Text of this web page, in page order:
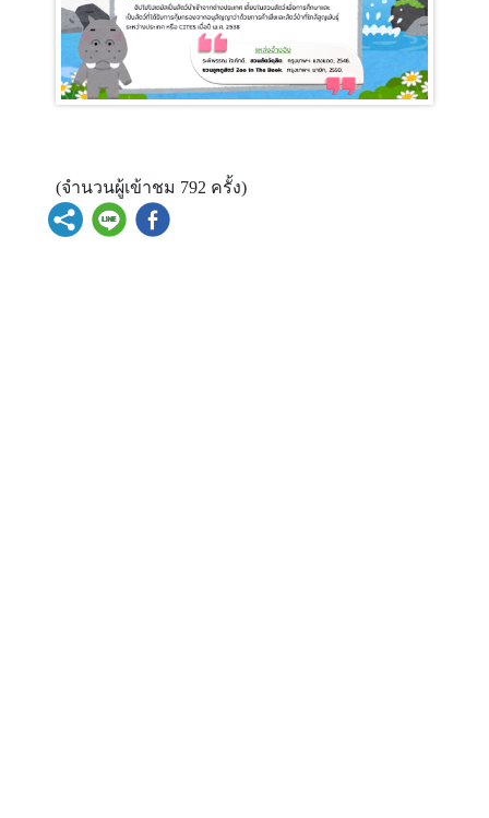
(จำนวนผู้เข้าชม 792 ครั้ง)